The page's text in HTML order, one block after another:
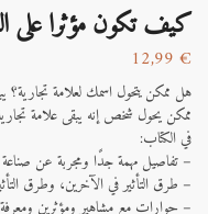
كيف تكون مؤثرا على
12,99 €
هل ممكن يتحول اسمك لعلامة تجارية؟
ممكن يحول شخص إنه يبقى علامة
في الكتاب:
– تفاصيل مهمة جدًا ومجربة عن صناعة
– طرق التأثير في الآخرين، وطرق
– حوارات مع مشاهير ومؤثرين ومعرفة